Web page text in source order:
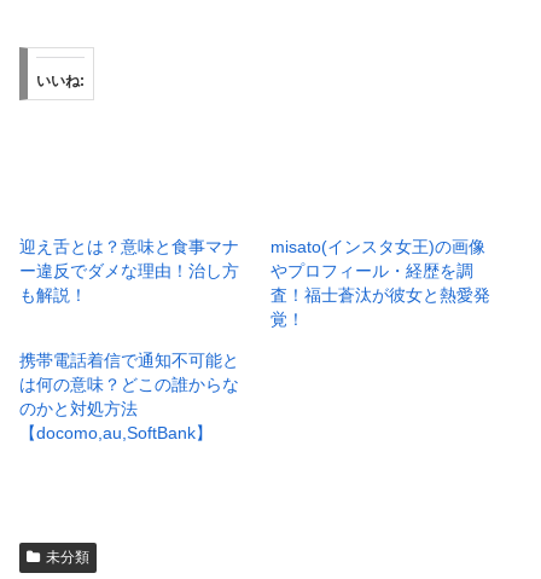
いいね:
迎え舌とは？意味と食事マナ
ー違反でダメな理由！治し方
も解説！
misato(インスタ女王)の画像
やプロフィール・経歴を調
査！福士蒼汰が彼女と熱愛発
覚！
携帯電話着信で通知不可能と
は何の意味？どこの誰からな
のかと対処方法
【docomo,au,SoftBank】
未分類